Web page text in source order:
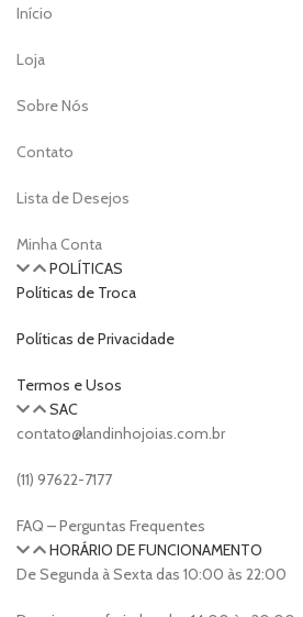
Início
Loja
Sobre Nós
Contato
Lista de Desejos
Minha Conta
POLÍTICAS
Políticas de Troca
Políticas de Privacidade
Termos e Usos
SAC
contato@landinhojoias.com.br
(11) 97622-7177
FAQ – Perguntas Frequentes
HORÁRIO DE FUNCIONAMENTO
De Segunda à Sexta das 10:00 às 22:00